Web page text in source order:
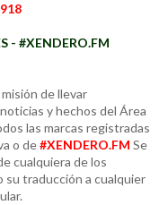
- #XENDERO.FM
de llevar
y hechos del Área
las marcas registradas
o de#XENDERO.FM Se
cualquiera de los
su traducción a cualquier